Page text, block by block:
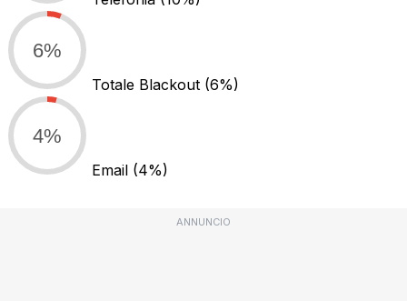
6%
Totale Blackout (6%)
4%
Email (4%)
ANNUNCIO